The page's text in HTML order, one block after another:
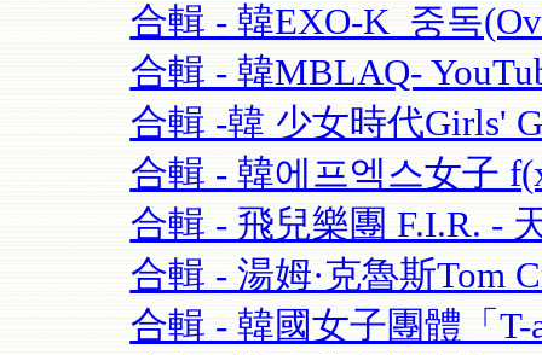
合輯 - 韓EXO-K_중독
合輯 - 韓MBLAQ-
合輯 -韓 少女時代Girls'
合輯 - 韓에프엑스女子
合輯 - 飛兒樂團 F.I.R. -
合輯 - 湯姆·克魯斯Tom
合輯 - 韓國女子團體「T-